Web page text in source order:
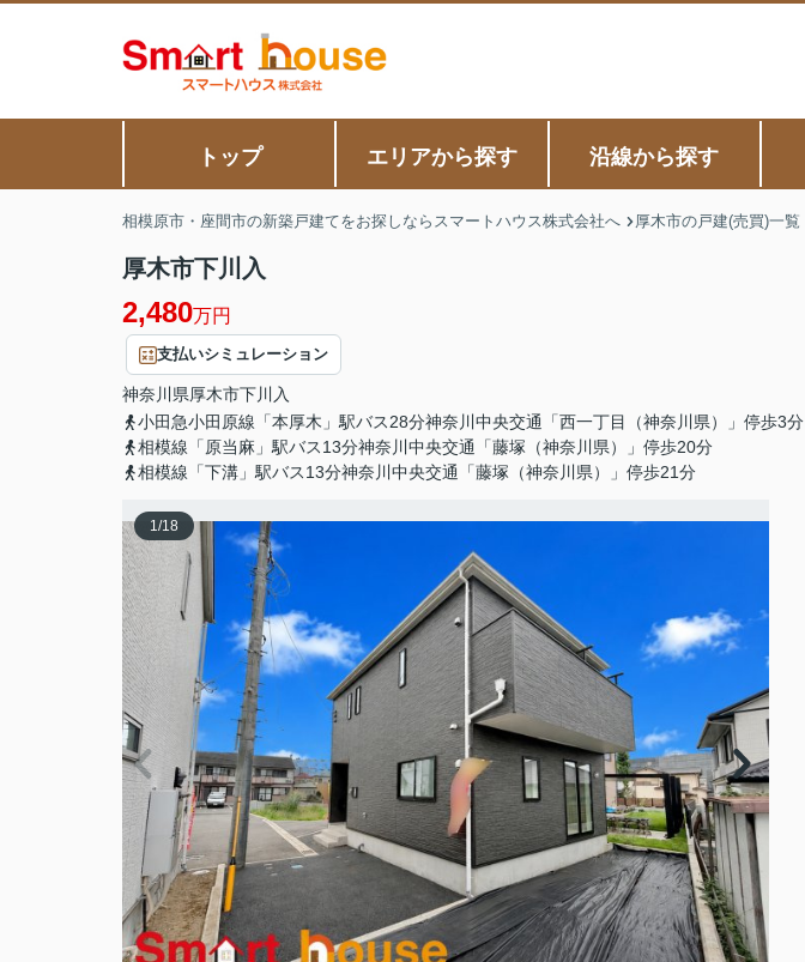
トップ エリアから探す 沿線から探す
相模原市・座間市の新築戸建てをお探しならスマートハウス株式会社へ 厚木市の戸建(売買)一覧
厚木市下川入
2,480万円
支払いシミュレーション
神奈川県厚木市下川入
小田急小田原線「本厚木」駅バス28分神奈川中央交通「西一丁目（神奈川県）」停歩3分
相模線「原当麻」駅バス13分神奈川中央交通「藤塚（神奈川県）」停歩20分
相模線「下溝」駅バス13分神奈川中央交通「藤塚（神奈川県）」停歩21分
1/18